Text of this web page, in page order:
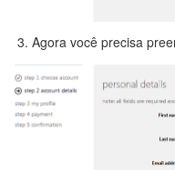
Agora você precisa